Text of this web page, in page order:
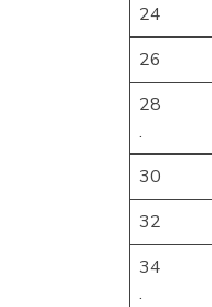
24
26
28
.
30
32
34
.